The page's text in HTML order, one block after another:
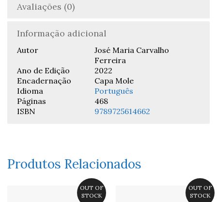
Avaliações (0)
Informação adicional
Autor
José Maria Carvalho
Ferreira
Ano de Edição
2022
Encadernação
Capa Mole
Idioma
Português
Páginas
468
ISBN
9789725614662
Produtos Relacionados
OUT OF
STOCK
OUT OF
STOCK